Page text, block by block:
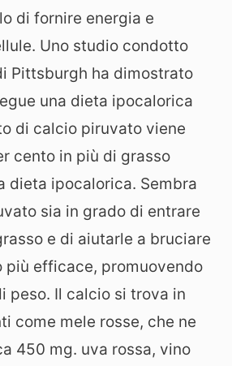
di fornire energia e
Uno studio condotto
Pittsburgh ha dimostrato
una dieta ipocalorica
di calcio piruvato viene
cento in più di grasso
dieta ipocalorica. Sembra
sia in grado di entrare
e di aiutarle a bruciare
più efficace, promuovendo
peso. Il calcio si trova in
come mele rosse, che ne
450 mg. uva rossa, vino